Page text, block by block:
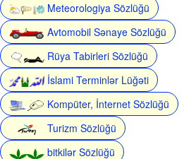
Meteorologiya Sözlüğü
Avtomobil Sənaye Sözlüğü
Rüya Tabirleri Sözlüğü
İslami Terminlər Lüğəti
Kompüter, İnternet Sözlüğü
Turizm Sözlüğü
bitkilər Sözlüğü